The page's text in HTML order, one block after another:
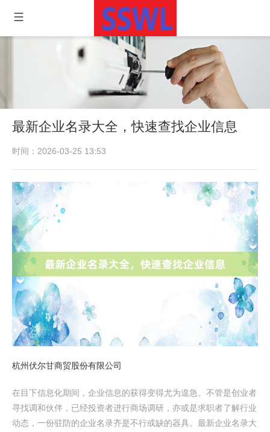
最新企业名录大全，快速查找企业信息
时间：2026-03-25 13:53
杭州伏尔甘商贸股份有限公司
在目下信息化期间，企业信息的获得变得尤为遑急。不管是创业者
寻找调和伙伴，已经投资者进行商场调研，亦或是求职者了解行业
动态，一份驻防的企业名录齐是不行或缺的器具。最新企业名录大